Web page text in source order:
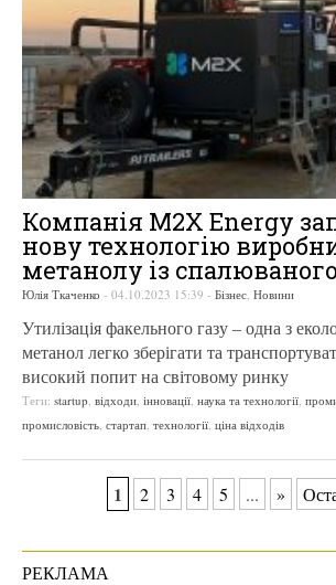
Компанія M2X Energy
нову технологію
метанолу із
Юлія Ткаченко - 04.10.2023 15:39 - Бізнес Новини
Утилізація факельного газу – одна з
метанол легко зберігати та
високий попит на світовому ринку
Теги: startup відходи інновації наука та технології
промисловість стартап технології ціна відходів
1 2 3 4 5 ... »
РЕКЛАМА